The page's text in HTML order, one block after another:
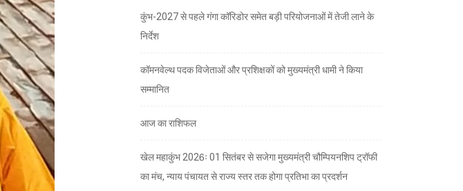
कुंभ-2027 से पहले गंगा कॉरिडोर समेत बड़ी परियोजनाओं में तेजी लाने के
निर्देश
कॉमनवेल्थ पदक विजेताओं और प्रशिक्षकों को मुख्यमंत्री धामी ने किया
सम्मानित
आज का राशिफल
खेल महाकुंभ 2026ः 01 सितंबर से सजेगा मुख्यमंत्री चौम्पियनशिप ट्रॉफी
का मंच, न्याय पंचायत से राज्य स्तर तक होगा प्रतिभा का प्रदर्शन